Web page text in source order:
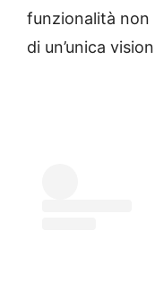
funzionalità
di un’unica